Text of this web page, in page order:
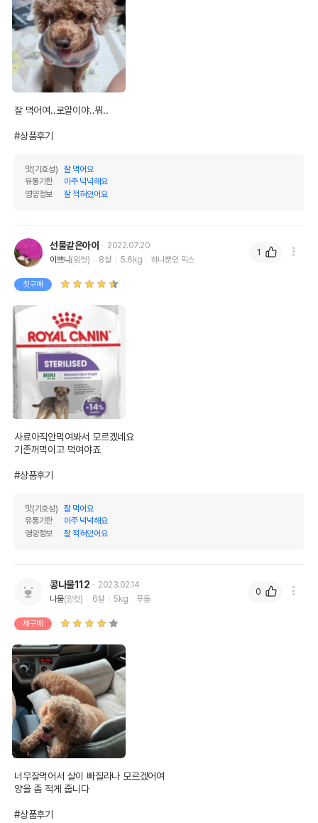
잘 먹어여..로얄이야..뭐..
#상품후기
맛(기호성)
잘 먹어요
유통기한
아주 넉넉해요
영양정보
잘 적혀있어요
선물같은아이
2022.07.20
이쁘니(암컷) 8살 5.6kg 하나뿐인 믹스
첫구매
사료아직안먹여봐서 모르겠네요
기존꺼먹이고 먹여야죠
#상품후기
맛(기호성)
잘 먹어요
유통기한
아주 넉넉해요
영양정보
잘 적혀있어요
1
콩나물112
2023.02.14
나물(암컷) 6살 5kg 푸들
재구매
너무잘먹어서 살이 빠질라나 모르겠어여
양을 좀 적게 줍니다
#상품후기
0